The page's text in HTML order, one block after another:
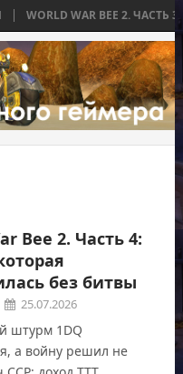
WORLD WAR BEE 2.
Bee 2. Часть 4:
без битвы
25.07.2026
штурм 1DQ
а войну решил не